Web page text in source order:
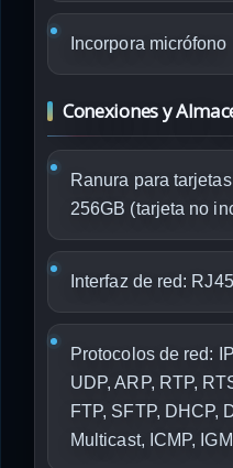
Incorpora micrófono
Conexiones y
Ranura para
256GB (tarjeta no
Interfaz de red:
Protocolos de red:
UDP, ARP, RTP,
FTP, SFTP, DHCP,
Multicast, ICMP,